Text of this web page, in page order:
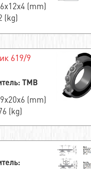
(mm)
(kg)
619/9
TMB
(mm)
(kg)